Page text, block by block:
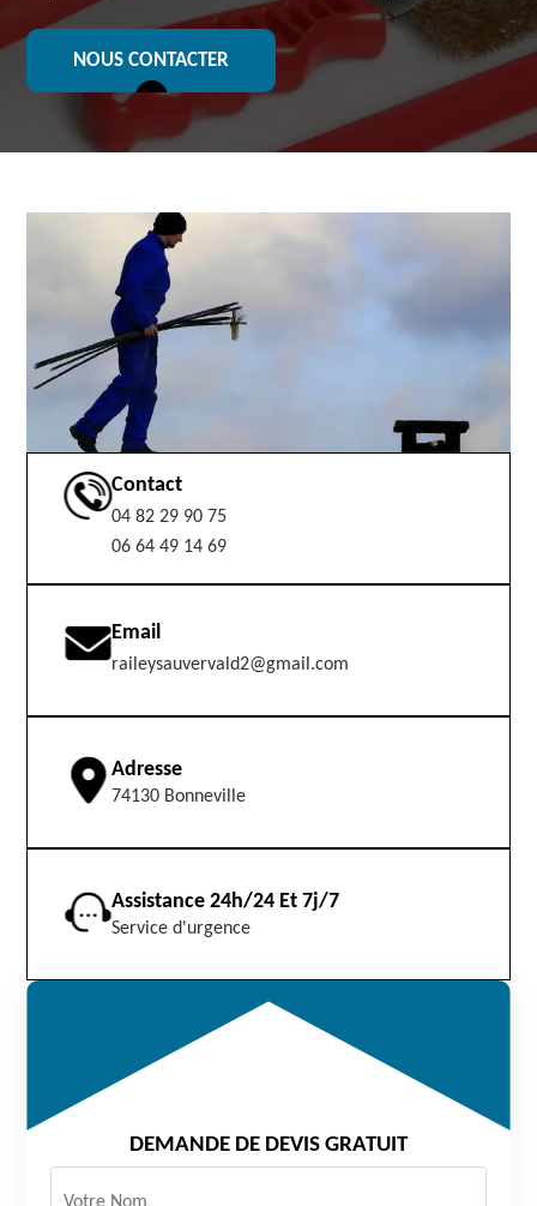
NOUS CONTACTER
Contact
04 82 29 90 75
06 64 49 14 69
Email
raileysauvervald2@gmail.com
Adresse
74130 Bonneville
Assistance 24h/24 Et 7j/7
Service d'urgence
DEMANDE DE DEVIS GRATUIT